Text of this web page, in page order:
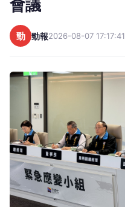
會議
勁 勁報2026-08-07 17:17:41